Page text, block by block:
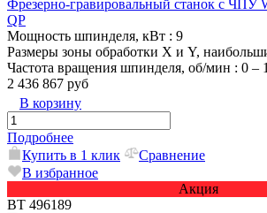
Фрезерно-гравировальный станок с ЧПУ
QP
Мощность шпинделя, кВт : 9
Размеры зоны обработки X и Y,
Частота вращения шпинделя, об/мин : 0 –
2 436 867 руб
В корзину
Подробнее
Купить в 1 клик
Сравнение
В избранное
Акция
ВТ 496189